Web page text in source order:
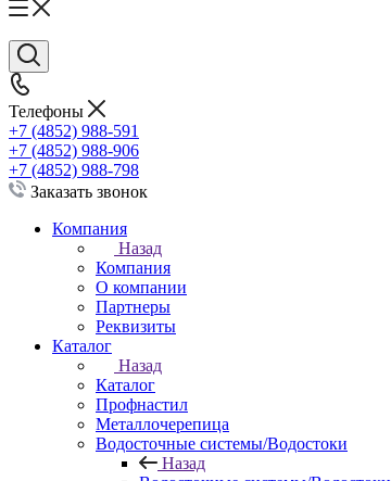
Телефоны
+7 (4852) 988-591
+7 (4852) 988-906
+7 (4852) 988-798
Заказать звонок
Компания
Назад
Компания
О компании
Партнеры
Реквизиты
Каталог
Назад
Каталог
Профнастил
Металлочерепица
Водосточные системы/Водостоки
Назад